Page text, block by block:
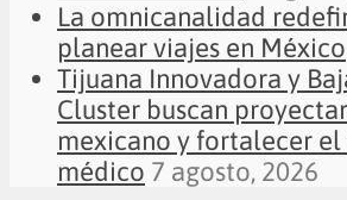
La omnicanalidad
planear viajes en México
Tijuana Innovadora y
Cluster buscan
mexicano y fortalecer
médico 7 agosto, 2026